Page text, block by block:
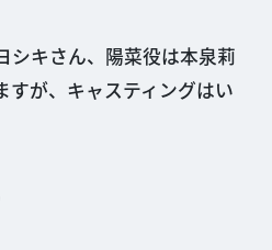
キさん、陽菜役は本泉莉
すが、キャスティングはい